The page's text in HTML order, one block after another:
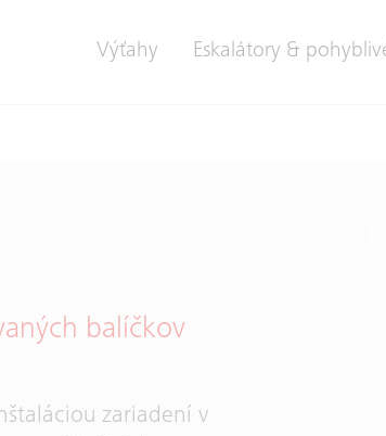
Výťahy Eskalátory &
balíčkov
zariadení v